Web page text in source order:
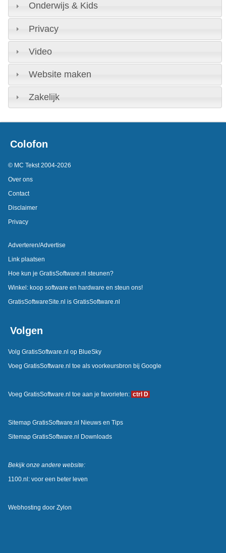
Onderwijs & Kids
Privacy
Video
Website maken
Zakelijk
Colofon
© MC Tekst 2004-2026
Over ons
Contact
Disclaimer
Privacy
Adverteren/Advertise
Link plaatsen
Hoe kun je GratisSoftware.nl steunen?
Winkel: koop software en hardware en steun ons!
GratisSoftwareSite.nl is GratisSoftware.nl
Volgen
Volg GratisSoftware.nl op BlueSky
Voeg GratisSoftware.nl toe als voorkeursbron bij Google
Voeg GratisSoftware.nl toe aan je favorieten: ctrl D
Sitemap GratisSoftware.nl Nieuws en Tips
Sitemap GratisSoftware.nl Downloads
Bekijk onze andere website:
1100.nl: voor een beter leven
Webhosting door Zylon